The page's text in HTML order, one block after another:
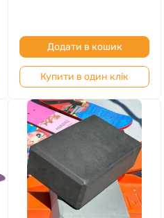
Додати в кошик
Купити в один клік